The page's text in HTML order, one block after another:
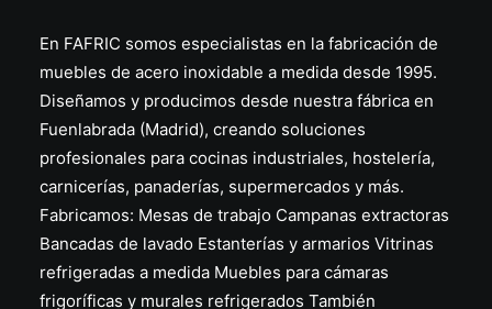
En FAFRIC somos especialistas en la fabricación de
muebles de acero inoxidable a medida desde 1995.
Diseñamos y producimos desde nuestra fábrica en
Fuenlabrada (Madrid), creando soluciones
profesionales para cocinas industriales, hostelería,
carnicerías, panaderías, supermercados y más.
Fabricamos: Mesas de trabajo Campanas extractoras
Bancadas de lavado Estanterías y armarios Vitrinas
refrigeradas a medida Muebles para cámaras
frigoríficas y murales refrigerados También